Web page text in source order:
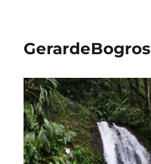
GerardeBogros